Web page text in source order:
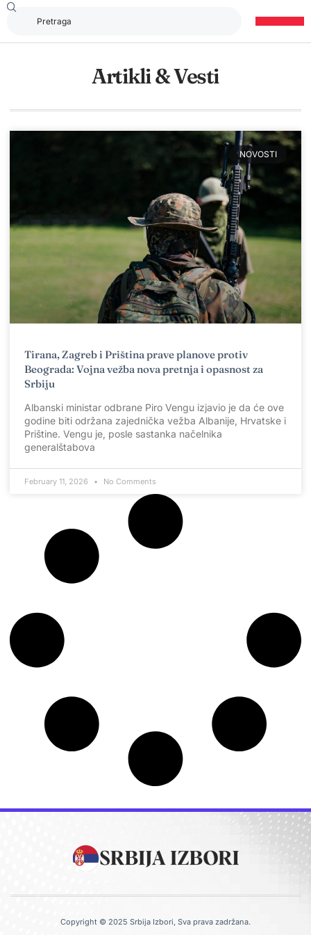
Artikli & Vesti
NOVOSTI
Tirana, Zagreb i Priština prave planove protiv
Beograda: Vojna vežba nova pretnja i opasnost za
Srbiju
Albanski ministar odbrane Piro Vengu izjavio je da će ove
godine biti održana zajednička vežba Albanije, Hrvatske i
Prištine. Vengu je, posle sastanka načelnika
generalštabova
February 11, 2026 No Comments
Copyright © 2025 Srbija Izbori, Sva prava zadržana.